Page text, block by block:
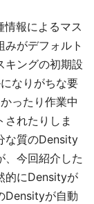
報によるマス
がデフォルト
キングの初期設
なりがちな要
ったり作業中
れたりしま
な質のDensity
、今回紹介した
的にDensityが
Densityが自動